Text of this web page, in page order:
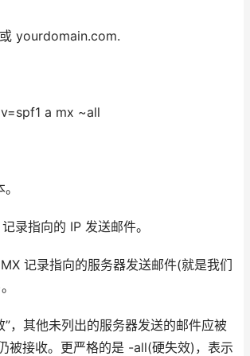
yourdomain.com.
a mx ~all
录指向的 IP 发送邮件。
记录指向的服务器发送邮件(就是我们
”，其他未列出的服务器发送的邮件应被
被接收。更严格的是 -all(硬失效)，表示